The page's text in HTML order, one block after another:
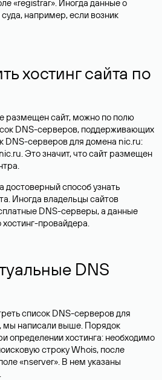
«registrar». Иногда данные о
например, если возник
хостинг сайта по
размещен сайт, можно по полю
DNS-серверов, поддерживающих
DNS-серверов для домена nic.ru:
Это значит, что сайт размещен
достоверный способ узнать
Иногда владельцы сайтов
DNS-серверы, а данные
хостинг-провайдера.
DNS
список DNS-серверов для
мы написали выше. Порядок
определении хостинга: необходимо
строку Whois, после
«nserver». В нем указаны